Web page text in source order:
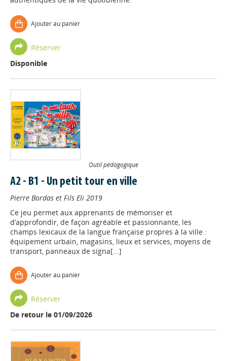
Ajouter au panier
Réserver
Disponible
Outil pédagogique
A2 - B1 - Un petit tour en ville
Pierre Bordas et Fils Eli 2019
Ce jeu permet aux apprenants de mémoriser et
d’approfondir, de façon agréable et passionnante, les
champs lexicaux de la langue française propres à la ville :
équipement urbain, magasins, lieux et services, moyens de
transport, panneaux de signa[...]
Ajouter au panier
Réserver
De retour le 01/09/2026